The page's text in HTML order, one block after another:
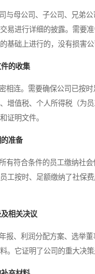
母公司、子公司、兄弟公
易进行详细的披露。需要
基础上进行的，没有损害
的收集
连。需要确保公司已按时
增值税、个人所得税（为
证明文件。
准备
符合条件的员工缴纳社会
工按时、足额缴纳了社保
相关决议
、利润分配方案、选举董
。它证明了公司的重大决